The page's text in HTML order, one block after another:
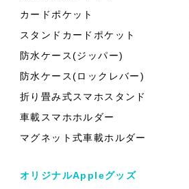
カードポケット
スタンドカードポケット
防水ケース(ジッパー)
防水ケース(ロックレバー)
折り畳み式スマホスタンド
車載スマホホルダー
マグネット式車載ホルダー
オリジナルAppleグッズ